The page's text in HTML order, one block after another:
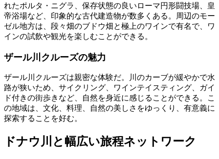
れたポルタ・ニグラ、保存状態の良いローマ円形闘技場、皇
帝浴場など、印象的な古代建造物が数多くある。周辺のモー
ゼル地方は、段々畑のブドウ畑と極上のワインで有名で、ワ
インの試飲や観光を楽しむことができる。
ザール川クルーズの魅力
ザール川クルーズは親密な体験だ。川のカーブが緩やかで水
路が狭いため、サイクリング、ワインテイスティング、ガイ
ド付きの街歩きなど、自然を身近に感じることができる。こ
の地域は、文化、料理、自然の美しさをゆっくり、有意義に
探索することを好む。
ドナウ川と幅広い旅程ネットワーク